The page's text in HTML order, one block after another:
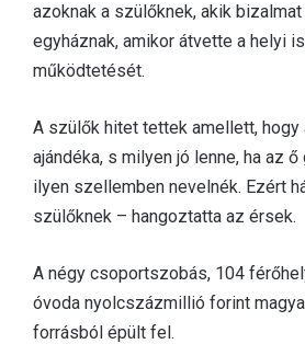
azoknak a szülőknek, akik
egyháznak, amikor átvette a helyi
működtetését.
A szülők hitet tettek amellett,
ajándéka, s milyen jó lenne, ha az
ilyen szellemben nevelnék. Ezért
szülőknek – hangoztatta az érsek.
A négy csoportszobás, 104
óvoda nyolcszázmillió forint
forrásból épült fel.